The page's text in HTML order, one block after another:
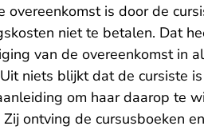
overeenkomst is door de
niet te betalen. Dat
van de overeenkomst in
niets blijkt dat de cursiste
om haar daarop te
ontving de cursusboeken